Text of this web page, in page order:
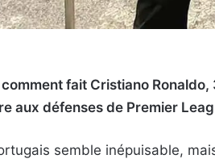
fait Cristiano
aux défenses de Premier
semble inépuisable,